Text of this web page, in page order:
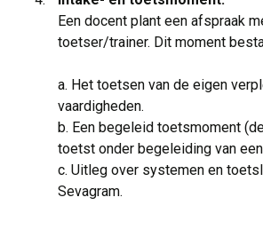
Een docent plant een afspraak
toetser/trainer. Dit moment
a. Het toetsen van de eigen
vaardigheden.
b. Een begeleid toetsmoment
toetst onder begeleiding van
c. Uitleg over systemen en
Sevagram.